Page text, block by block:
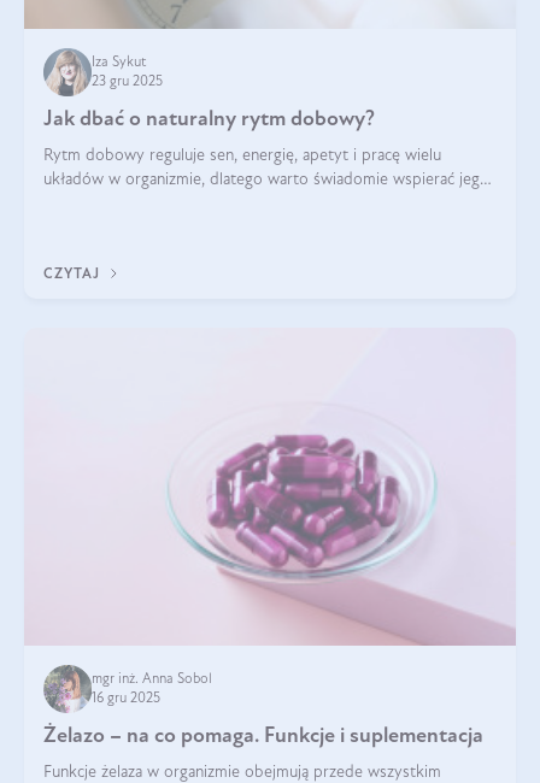
Iza Sykut
23 gru 2025
Jak dbać o naturalny rytm dobowy?
Rytm dobowy reguluje sen, energię, apetyt i pracę wielu
układów w organizmie, dlatego warto świadomie wspierać jego
CZYTAJ
mgr inż. Anna Sobol
16 gru 2025
Żelazo – na co pomaga. Funkcje i suplementacja
Funkcje żelaza w organizmie obejmują przede wszystkim